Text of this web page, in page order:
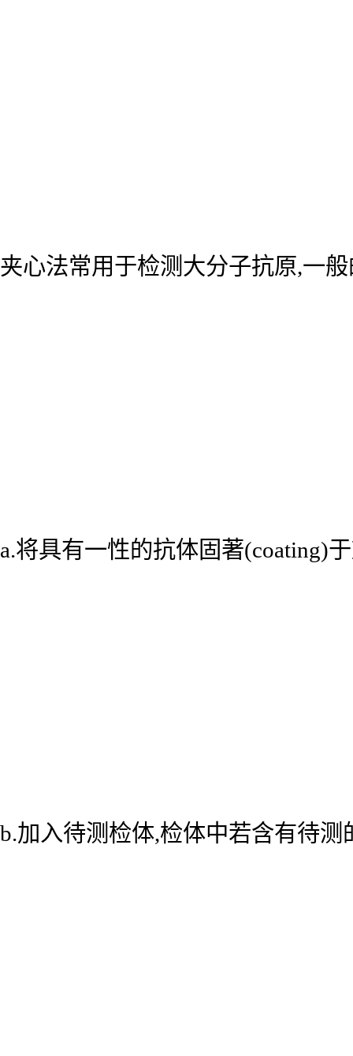
夹心法常用于检测大分子抗原,一
a.将具有一性的抗体固著(coating)
b.加入待测检体,检体中若含有待